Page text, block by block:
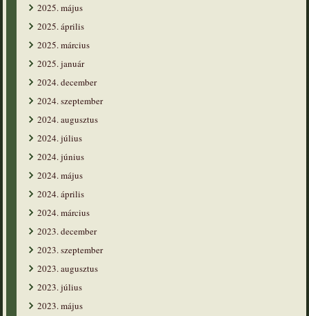
2025. május
2025. április
2025. március
2025. január
2024. december
2024. szeptember
2024. augusztus
2024. július
2024. június
2024. május
2024. április
2024. március
2023. december
2023. szeptember
2023. augusztus
2023. július
2023. május